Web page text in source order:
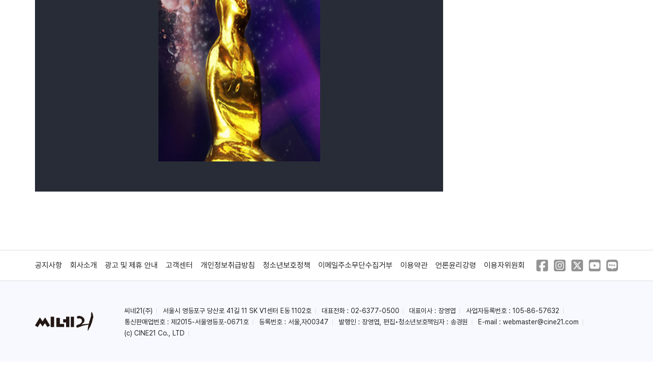
공지사항 회사소개 광고 및 제휴 안내 고객센터 개인정보취급방침 청소년보호정책 이메일주소무단수집거부 이용약관 언론윤리강령 이용자위원회
씨네21(주) 서울시 영등포구 당산로 41길 11 SK V1센터 E동 1102호 대표전화 : 02-6377-0500 대표이사 : 장영엽
사업자등록번호 : 105-86-57632
통신판매업번호 : 제2015-서울영등포-0671호
등록번호 : 서울,자00347 발행인 : 장영엽, 편집•청소년보호책임자 : 송경원 E-mail : webmaster@cine21.com
(c) CINE21 Co., LTD